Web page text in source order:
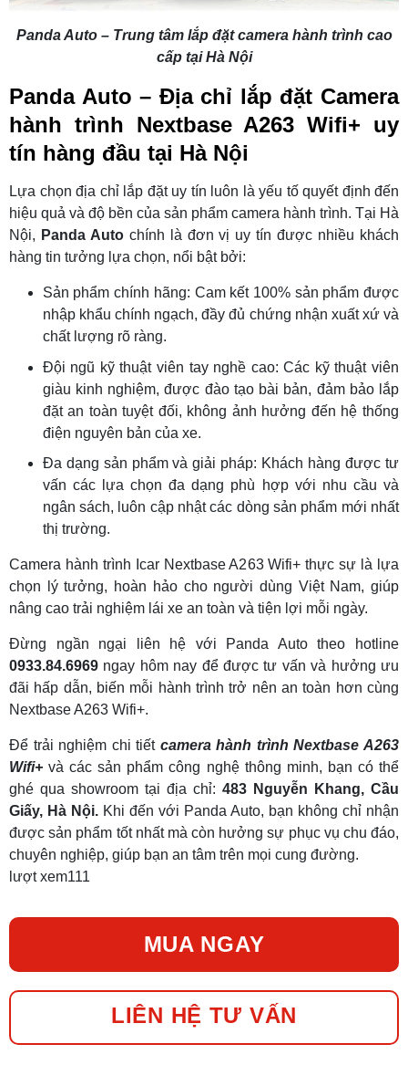
Panda Auto – Trung tâm lắp đặt camera hành trình cao
cấp tại Hà Nội
Panda Auto – Địa chỉ lắp đặt Camera
hành trình Nextbase A263 Wifi+ uy
tín hàng đầu tại Hà Nội
Lựa chọn địa chỉ lắp đặt uy tín luôn là yếu tố quyết định đến
hiệu quả và độ bền của sản phẩm camera hành trình. Tại Hà
Nội, Panda Autochính là đơn vị uy tín được nhiều khách
hàng tin tưởng lựa chọn, nổi bật bởi:
Sản phẩm chính hãng: Cam kết 100% sản phẩm được
nhập khẩu chính ngạch, đầy đủ chứng nhận xuất xứ và
chất lượng rõ ràng.
Đội ngũ kỹ thuật viên tay nghề cao: Các kỹ thuật viên
giàu kinh nghiệm, được đào tạo bài bản, đảm bảo lắp
đặt an toàn tuyệt đối, không ảnh hưởng đến hệ thống
điện nguyên bản của xe.
Đa dạng sản phẩm và giải pháp: Khách hàng được tư
vấn các lựa chọn đa dạng phù hợp với nhu cầu và
ngân sách, luôn cập nhật các dòng sản phẩm mới nhất
thị trường.
Camera hành trình Icar Nextbase A263 Wifi+ thực sự là lựa
chọn lý tưởng, hoàn hảo cho người dùng Việt Nam, giúp
nâng cao trải nghiệm lái xe an toàn và tiện lợi mỗi ngày.
Đừng ngần ngại liên hệ với Panda Auto theo hotline
0933.84.6969 ngay hôm nay để được tư vấn và hưởng ưu
đãi hấp dẫn, biến mỗi hành trình trở nên an toàn hơn cùng
Nextbase A263 Wifi+.
Để trải nghiệm chi tiết camera hành trình Nextbase A263
Wifi+ và các sản phẩm công nghệ thông minh, bạn có thể
ghé qua showroom tại địa chỉ: 483 Nguyễn Khang, Cầu
Giấy, Hà Nội. Khi đến với Panda Auto, bạn không chỉ nhận
được sản phẩm tốt nhất mà còn hưởng sự phục vụ chu đáo,
chuyên nghiệp, giúp bạn an tâm trên mọi cung đường.
lượt xem111
MUA NGAY
LIÊN HỆ TƯ VẤN